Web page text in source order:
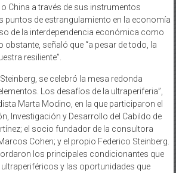
China a través de sus instrumentos
de estrangulamiento en la economía
de la interdependencia económica como
obstante, señaló que “a pesar de todo, la
resiliente”.
se celebró la mesa redonda
Los desafíos de la ultraperiferia”,
Marta Modino, en la que participaron el
Investigación y Desarrollo del Cabildo de
el socio fundador de la consultora
Cohen; y el propio Federico Steinberg.
los principales condicionantes que
y las oportunidades que